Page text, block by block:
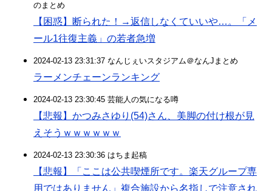
のまとめ
【困惑】断られた！→返信しなくていいや…。「メ
ール1往復主義」の若者急増
2024-02-13 23:31:37 なんじぇいスタジアム＠なんJまとめ
ラーメンチェーンランキング
2024-02-13 23:30:45 芸能人の気になる噂
【悲報】かつみさゆり(54)さん、美脚の付け根が見
えそうｗｗｗｗｗｗ
2024-02-13 23:30:36 はちま起稿
【悲報】「ここは公共喫煙所です。楽天グループ専
用ではありません」複合施設から名指しで注意され